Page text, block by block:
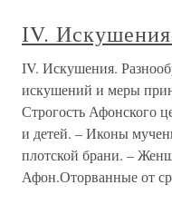
ІV.
ІV. Искушения.
искушений и меры
Строгость Афонского
и детей. – Иконы
плотской брани. –
Афон.Оторванные от